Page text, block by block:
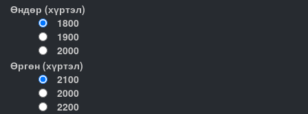
Өндөр (хүртэл)
1800
1900
2000
Өргөн (хүртэл)
2100
2000
2200